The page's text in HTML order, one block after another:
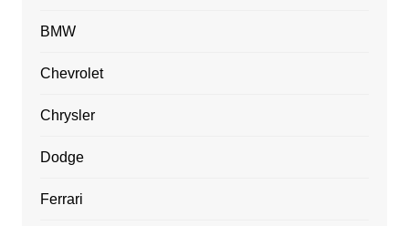
BMW
Chevrolet
Chrysler
Dodge
Ferrari